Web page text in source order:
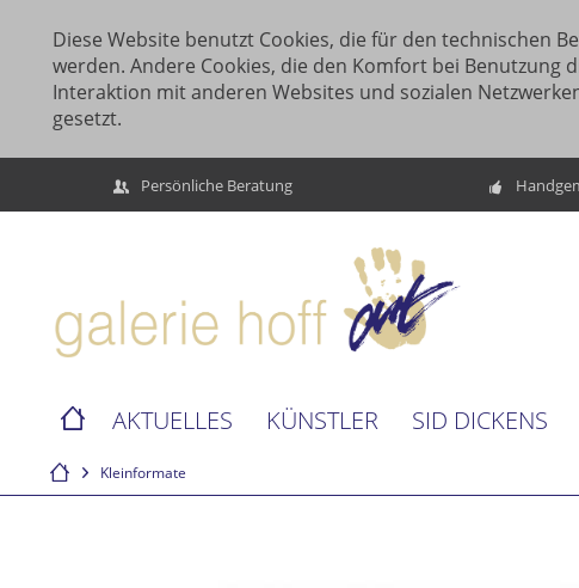
Diese Website benutzt Cookies, die für den technischen
werden. Andere Cookies, die den Komfort bei
Interaktion mit anderen Websites und sozialen
gesetzt.
Persönliche Beratung
AKTUELLES KÜNSTLER SID DICKENS
Kleinformate